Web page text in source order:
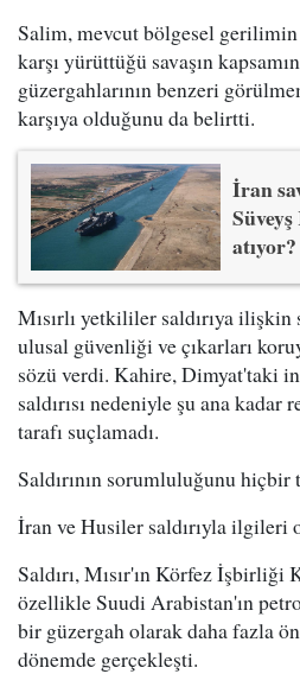
Salim, mevcut bölgesel
karşı yürüttüğü savaşın
güzergahlarının benzeri
karşıya olduğunu da belirtti.
İran
atıyor?
Mısırlı yetkililer saldırıya
ulusal güvenliği ve çıkarları
sözü verdi. Kahire, Dimyat'taki
saldırısı nedeniyle şu ana
tarafı suçlamadı.
Saldırının sorumluluğunu
İran ve Husiler saldırıyla ilgileri
Saldırı, Mısır'ın Körfez
özellikle Suudi Arabistan'ın
bir güzergah olarak daha fazla
dönemde gerçekleşti.